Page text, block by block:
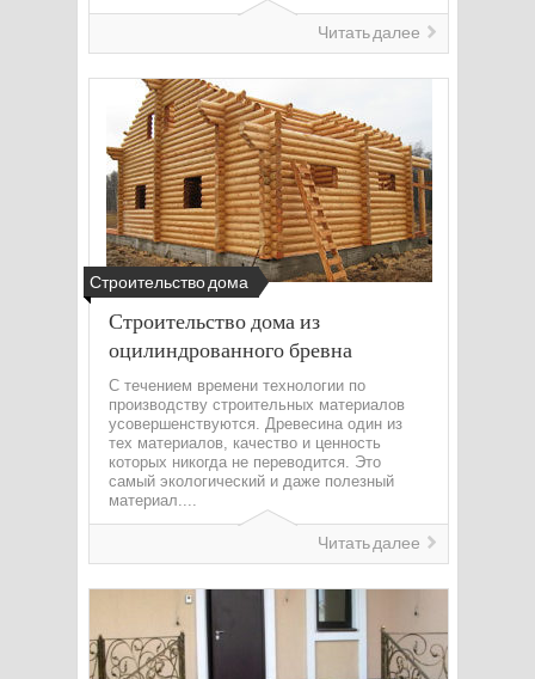
Читать далее
Строительство дома
Строительство дома из
оцилиндрованного бревна
С течением времени технологии по
производству строительных материалов
усовершенствуются. Древесина один из
тех материалов, качество и ценность
которых никогда не переводится. Это
самый экологический и даже полезный
материал....
Читать далее